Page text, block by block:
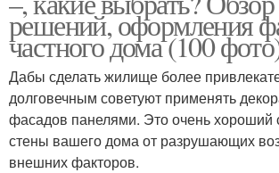
решений, оформления
частного дома (100
Дабы сделать жилище более
долговечным советуют применять
фасадов панелями. Это очень хороший
стены вашего дома от разрушающих
внешних факторов.